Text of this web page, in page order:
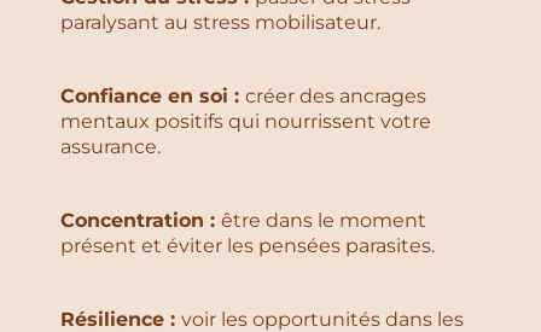
paralysant au stress mobilisateur.
Confiance en soi : créer des ancrages
mentaux positifs qui nourrissent votre
assurance.
Concentration : être dans le moment
présent et éviter les pensées parasites.
Résilience : voir les opportunités dans les